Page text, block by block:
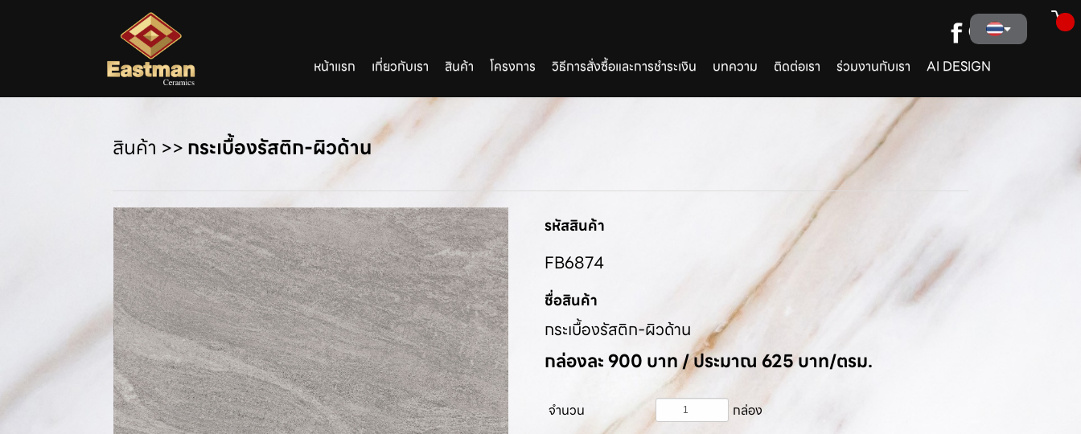
หน้าแรก เกี่ยวกับเรา สินค้า โครงการ วิธีการสั่งซื้อและการชำระเงิน บทความ ติดต่อเรา ร่วมงานกับเรา AI DESIGN
สินค้า >>กระเบื้องรัสติก-ผิวด้าน
รหัสสินค้า
FB6874
ชื่อสินค้า
กระเบื้องรัสติก-ผิวด้าน
กล่องละ 900 บาท / ประมาณ 625 บาท/ตรม.
จำนวน กล่อง